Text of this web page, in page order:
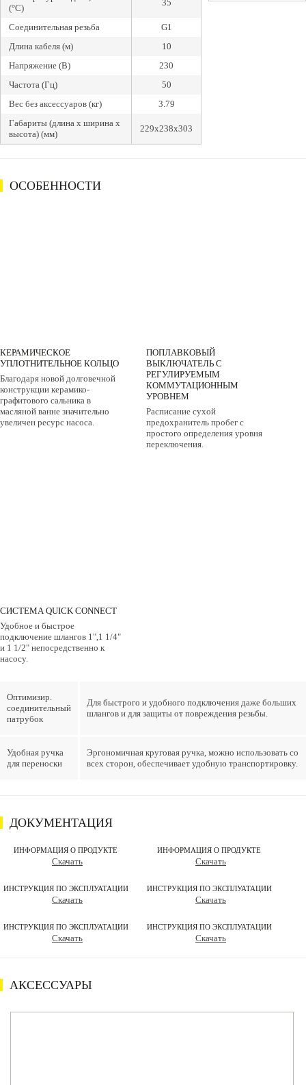
(°C)
35
Соединительная резьба
G1
Длина кабеля (м)
10
Напряжение (В)
230
Частота (Гц)
50
Вес без аксессуаров (кг)
3.79
Габариты (длина х ширина х
высота) (мм)
229x238x303
ОСОБЕННОСТИ
КЕРАМИЧЕСКОЕ
УПЛОТНИТЕЛЬНОЕ КОЛЬЦО
Благодаря новой долговечной
конструкции керамико-
графитового сальника в
масляной ванне значительно
увеличен ресурс насоса.
ПОПЛАВКОВЫЙ
ВЫКЛЮЧАТЕЛЬ С
РЕГУЛИРУЕМЫМ
КОММУТАЦИОННЫМ
УРОВНЕМ
Расписание сухой
предохранитель пробег с
простого определения уровня
переключения.
СИСТЕМА QUICK CONNECT
Удобное и быстрое
подключение шлангов 1",1 1/4"
и 1 1/2" непосредственно к
насосу.
Оптимизир.
соединительный
патрубок
Для быстрого и удобного подключения даже больших
шлангов и для защиты от повреждения резьбы.
Удобная ручка
для переноски
Эргономичная круговая ручка, можно использовать со
всех сторон, обеспечивает удобную транспортировку.
ДОКУМЕНТАЦИЯ
ИНФОРМАЦИЯ О ПРОДУКТЕ
Скачать
ИНФОРМАЦИЯ О ПРОДУКТЕ
Скачать
ИНСТРУКЦИЯ ПО ЭКСПЛУАТАЦИИ
Скачать
ИНСТРУКЦИЯ ПО ЭКСПЛУАТАЦИИ
Скачать
ИНСТРУКЦИЯ ПО ЭКСПЛУАТАЦИИ
Скачать
ИНСТРУКЦИЯ ПО ЭКСПЛУАТАЦИИ
Скачать
АКСЕССУАРЫ